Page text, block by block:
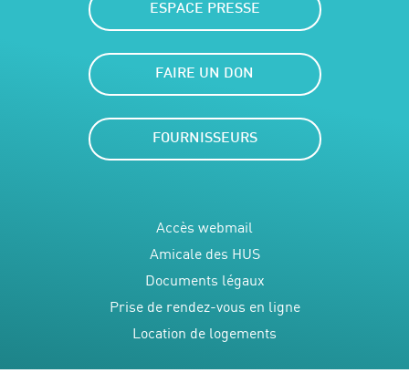
ESPACE PRESSE
FAIRE UN DON
FOURNISSEURS
Accès webmail
Amicale des HUS
Documents légaux
Prise de rendez-vous en ligne
Location de logements